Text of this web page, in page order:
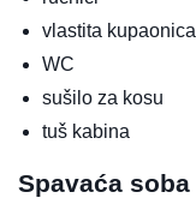
vlastita kupaonica
WC
sušilo za kosu
tuš kabina
Spavaća soba